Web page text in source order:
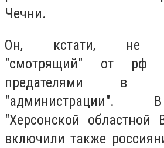
Чечни.
Он, кстати, не
"смотрящий" от рф
предателями в
"администрации".
"Херсонской областной
включили также